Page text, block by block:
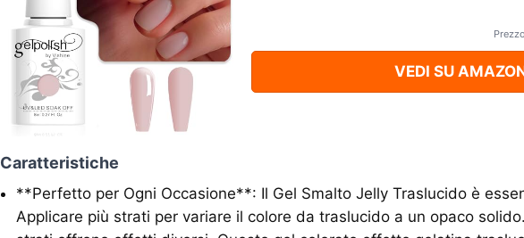
VEDI SU
Caratteristiche
**Perfetto per Ogni Occasione**: Il Gel Smalto Jelly Traslucido è
Applicare più strati per variare il colore da traslucido a un opaco